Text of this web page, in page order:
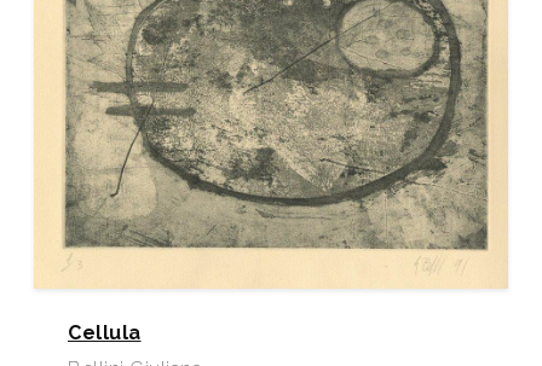
Cellula